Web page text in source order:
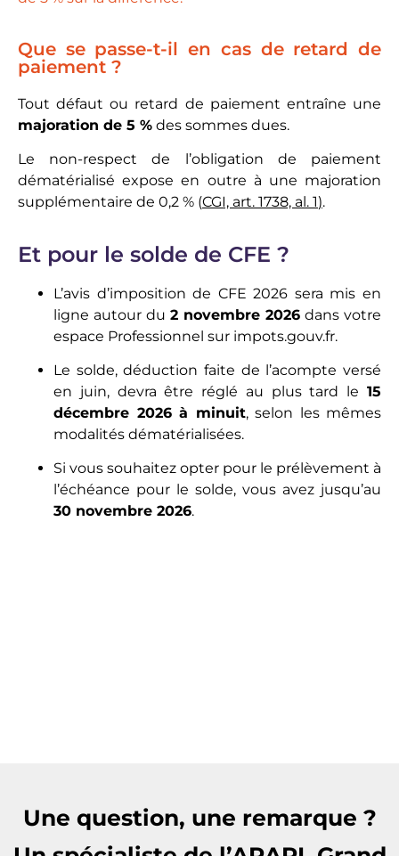
Que se passe-t-il en cas de retard de
paiement ?
Tout défaut ou retard de paiement entraîne une
majoration de 5 % des sommes dues.
Le non-respect de l’obligation de paiement
dématérialisé expose en outre à une majoration
supplémentaire de 0,2 % (CGI, art. 1738, al. 1).
Et pour le solde de CFE ?
L’avis d’imposition de CFE 2026 sera mis en
ligne autour du 2 novembre 2026 dans votre
espace Professionnel sur impots.gouv.fr.
Le solde, déduction faite de l’acompte versé
en juin, devra être réglé au plus tard le 15
décembre 2026 à minuit, selon les mêmes
modalités dématérialisées.
Si vous souhaitez opter pour le prélèvement à
l’échéance pour le solde, vous avez jusqu’au
30 novembre 2026.
Une question, une remarque ?